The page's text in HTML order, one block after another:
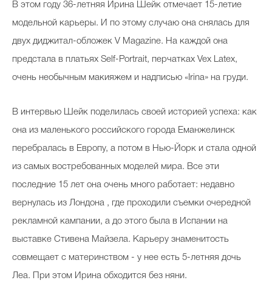
В этом году 36-летняя Ирина Шейк отмечает 15-летие
модельной карьеры. И по этому случаю она снялась для
двух диджитал-обложек V Magazine. На каждой она
предстала в платьях Self-Portrait, перчатках Vex Latex,
очень необычным макияжем и надписью «Irina» на груди.
В интервью Шейк поделилась своей историей успеха: как
она из маленького российского города Еманжелинск
перебралась в Европу, а потом в Нью-Йорк и стала одной
из самых востребованных моделей мира. Все эти
последние 15 лет она очень много работает: недавно
вернулась из Лондона , где проходили съемки очередной
рекламной кампании, а до этого была в Испании на
выставке Стивена Майзела. Карьеру знаменитость
совмещает с материнством - у нее есть 5-летняя дочь
Леа. При этом Ирина обходится без няни.